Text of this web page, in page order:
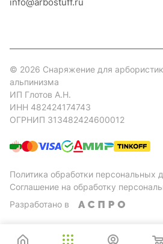
© 2026 Снаряжение для
альпинизма
ИП Глотов А.Н.
ИНН 482424174743
ОГРНИП 313482424600012
Политика обработки персональных
Соглашение на обработку
Разработано в